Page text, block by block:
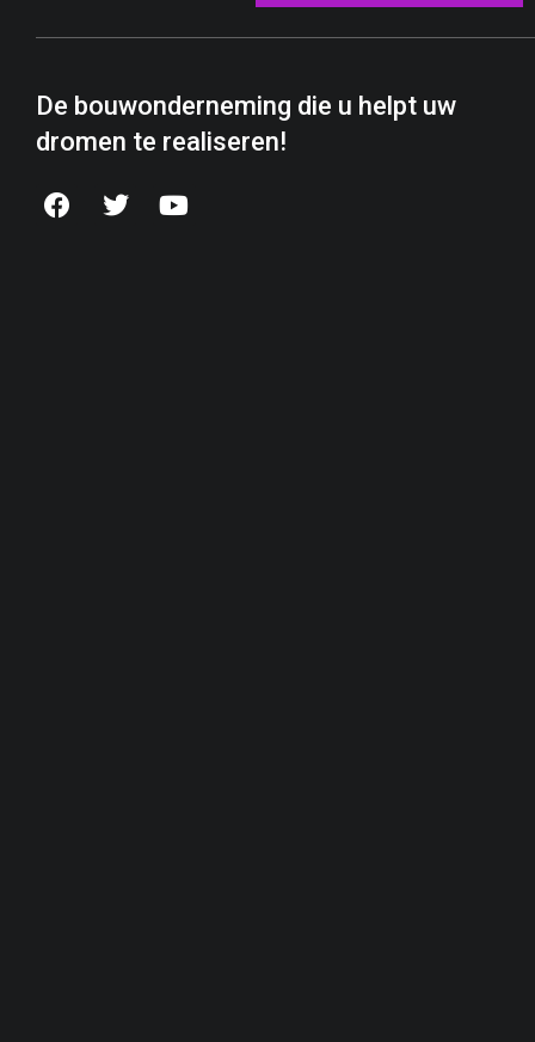
De bouwonderneming die u helpt uw
dromen te realiseren!